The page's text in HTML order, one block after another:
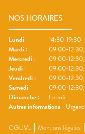
NOS HORAIRES
Lundi :
14:30-19:30
Mardi :
09:00-
Mercredi :
09:00-
Jeudi :
09:00-
Vendredi :
09:00-
Samedi :
09:00-
Dimanche :
Fermé
Autres informations :
CGUVL Mentions légales